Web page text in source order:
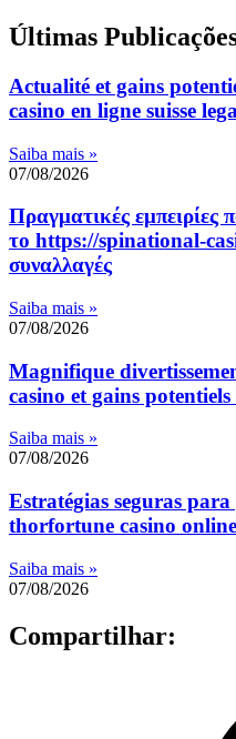
Últimas
Actualité et gains
casino en ligne suisse
Saiba mais »
07/08/2026
Πραγματικές εμπειρίες
το https://spinational-
συναλλαγές
Saiba mais »
07/08/2026
Magnifique
casino et gains
Saiba mais »
07/08/2026
Estratégias seguras
thorfortune casino
Saiba mais »
07/08/2026
Compartilhar: